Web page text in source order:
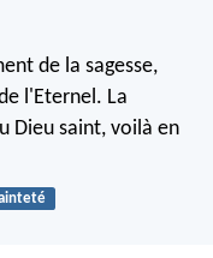
de la sagesse,
l'Eternel. La
Dieu saint, voilà en